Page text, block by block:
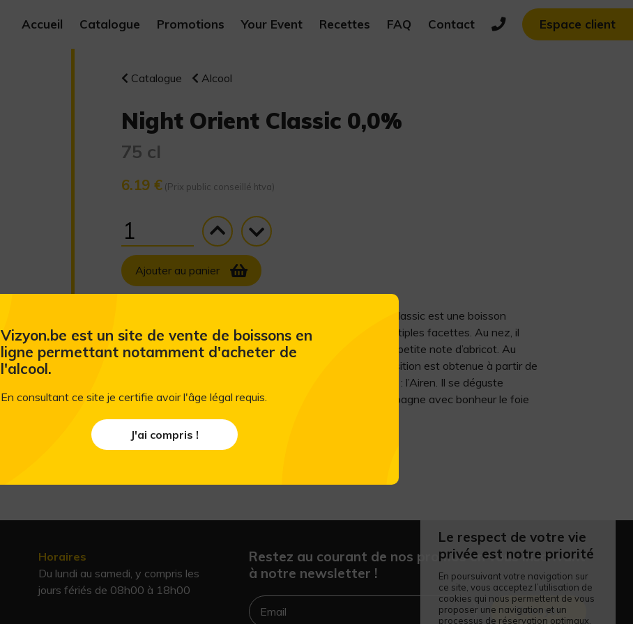
Accueil Catalogue Promotions Your Event Recettes FAQ Contact Espace client
Catalogue Alcool
Night Orient Classic 0,0%
75 cl
6.19 €(Prix public conseillé htva)
Ajouter au panier
Bulles aux saveurs d’agrumes Le pétillant Night Orient Classic est une boisson
pétillante sans alcool à base de vin désalcoolisé aux multiples facettes. Au nez, il
révèle des arômes de fruits frais et d’agrumes avec une petite note d’abricot. Au
palais, il est à la fois sec et légèrement fruité. Sa composition est obtenue à partir de
vins de cépages de la région de La Mancha en Espagne : l’Airen. Il se déguste
idéalement seul comme apéritif sans alcool mais accompagne avec bonheur le foie
gras et les desserts.
Horaires
Du lundi au samedi, y compris les
jours fériés de 08h00 à 18h00
Restez au courant de nos promos en vous inscrivant
à notre newsletter !
Envoyer
Le respect de votre vie
privée est notre priorité
En poursuivant votre navigation sur
ce site, vous acceptez l’utilisation de
cookies qui nous permettent de vous
proposer une navigation et un
processus de réservation optimaux.
Vizyon.be est un site de vente de boissons en
ligne permettant notamment d'acheter de
l'alcool.
En consultant ce site je certifie avoir l'âge légal requis.
J'ai compris !